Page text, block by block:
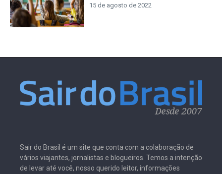
15 de agosto de 2022
Sair do Brasil é um site que conta com a colaboração de
vários viajantes, jornalistas e blogueiros. Temos a intenção
de levar até você, nosso querido leitor, informações